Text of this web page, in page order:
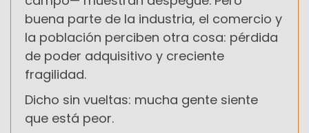
buena parte de la industria, el comercio y
la población perciben otra cosa: pérdida
de poder adquisitivo y creciente
fragilidad.
Dicho sin vueltas: mucha gente siente
que está peor.